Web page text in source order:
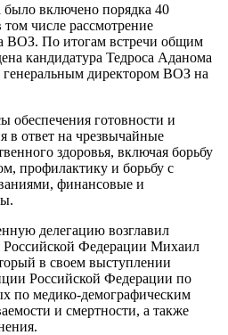
включено порядка 40
числе рассмотрение
ВОЗ. По итогам встречи общим
кандидатура Тедроса Аданома
генеральным директором ВОЗ на
обеспечения готовности и
в ответ на чрезвычайные
здоровья, включая борьбу
профилактику и борьбу с
финансовые и
делегацию возглавил
Российской Федерации Михаил
в своем выступлении
Российской Федерации по
по медико-демографическим
и смертности, а также